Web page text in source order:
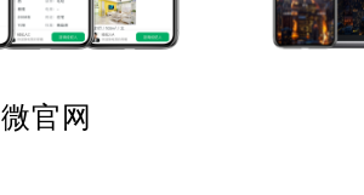
微官网